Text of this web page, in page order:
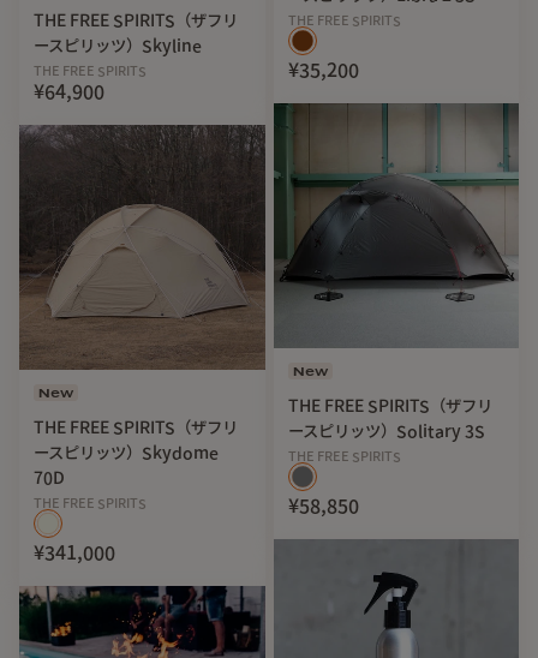
THE FREE SPIRITS（ザフリ
ースピリッツ）Skyline
THE FREE SPIRITS
¥64,900
New
THE FREE SPIRITS（ザフリ
ースピリッツ）Skydome
70D
THE FREE SPIRITS
¥341,000
THE FREE SPIRITS
¥35,200
New
THE FREE SPIRITS（ザフリ
ースピリッツ）Solitary 3S
THE FREE SPIRITS
¥58,850